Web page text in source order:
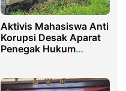
Aktivis Mahasiswa Anti
Korupsi Desak Aparat
Penegak Hukum
Enjiniring